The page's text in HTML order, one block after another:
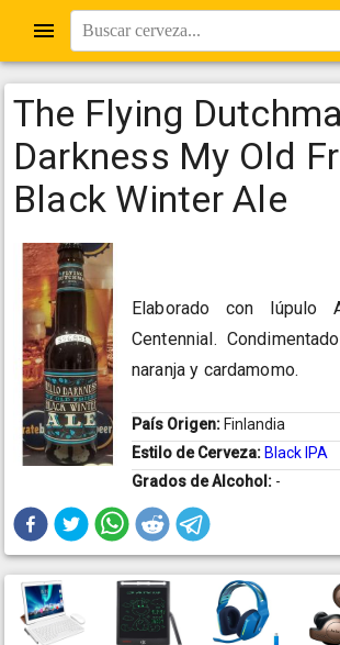
Buscar cerveza...
The Flying
Darkness My Old
Black Winter Ale
Elaborado con lúpulo
Centennial.
naranja y cardamomo.
País Origen: Finlandia
Estilo de Cerveza: Black IPA
Grados de Alcohol: -